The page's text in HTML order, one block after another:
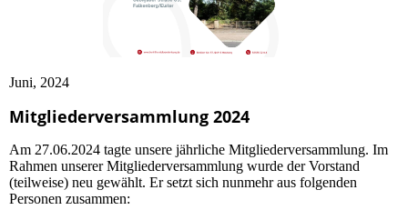
Juni, 2024
Mitgliederversammlung 2024
Am 27.06.2024 tagte unsere jährliche Mitgliederversammlung. Im
Rahmen unserer Mitgliederversammlung wurde der Vorstand
(teilweise) neu gewählt. Er setzt sich nunmehr aus folgenden
Personen zusammen: